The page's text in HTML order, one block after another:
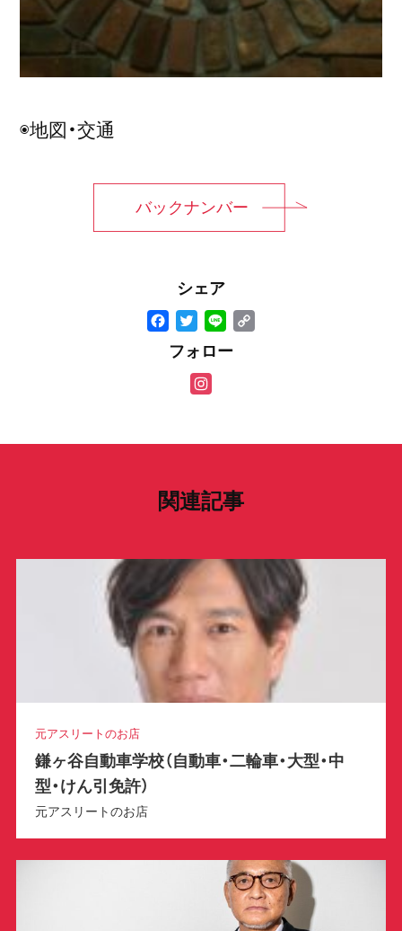
◉地図・交通
バックナンバー
シェア
F
a
b
o
k
T
wi
tt
Li
n
Li
フォロー
a
a
関連記事
元アスリートのお店
鎌ヶ谷自動車学校（自動車・二輪車・大型・中
型・けん引免許）
元アスリートのお店